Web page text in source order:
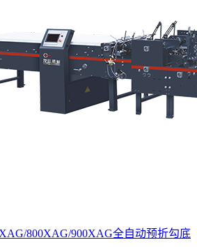
800XAG/900XAG全自动预折勾底